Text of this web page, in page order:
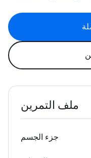
ملف التمرين
جزء الجسم